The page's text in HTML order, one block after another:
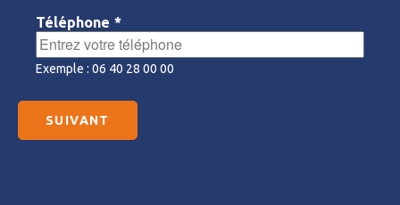
Téléphone *
Exemple : 06 40 28 00 00